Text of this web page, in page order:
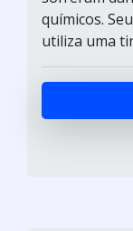
químicos.
utiliza uma